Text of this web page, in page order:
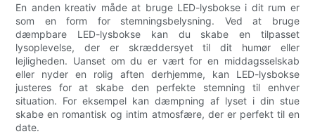
En anden kreativ måde at bruge LED-lysbokse i dit rum er
som en form for stemningsbelysning. Ved at bruge
dæmpbare LED-lysbokse kan du skabe en tilpasset
lysoplevelse, der er skræddersyet til dit humør eller
lejligheden. Uanset om du er vært for en middagsselskab
eller nyder en rolig aften derhjemme, kan LED-lysbokse
justeres for at skabe den perfekte stemning til enhver
situation. For eksempel kan dæmpning af lyset i din stue
skabe en romantisk og intim atmosfære, der er perfekt til en
date.